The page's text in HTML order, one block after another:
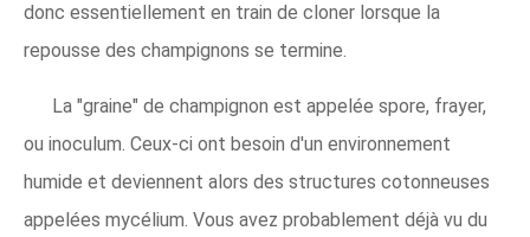
donc essentiellement en train de cloner lorsque la
repousse des champignons se termine.
La "graine" de champignon est appelée spore, frayer,
ou inoculum. Ceux-ci ont besoin d'un environnement
humide et deviennent alors des structures cotonneuses
appelées mycélium. Vous avez probablement déjà vu du